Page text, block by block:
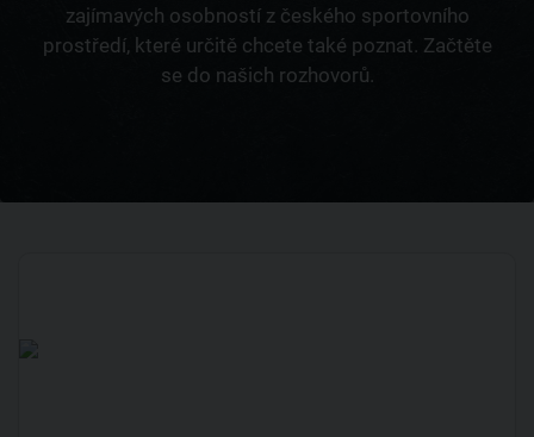
zajímavých osobností z českého sportovního
prostředí, které určitě chcete také poznat. Začtěte
se do našich rozhovorů.